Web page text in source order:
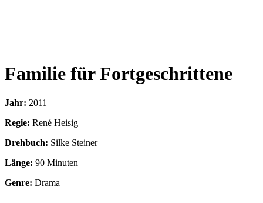
Familie für Fortgeschrittene
Jahr: 2011
Regie: René Heisig
Drehbuch: Silke Steiner
Länge: 90 Minuten
Genre: Drama